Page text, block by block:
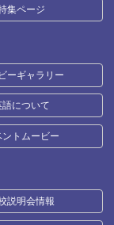
集ページ
ーギャラリー
語について
ントムービー
説明会情報